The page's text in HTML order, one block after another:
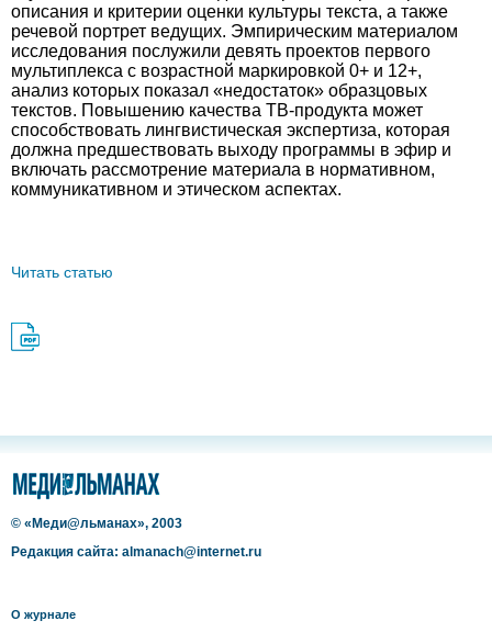
описания и критерии оценки культуры текста, а также
речевой портрет ведущих. Эмпирическим материалом
исследования послужили девять проектов первого
мультиплекса с возрастной маркировкой 0+ и 12+,
анализ которых показал «недостаток» образцовых
текстов. Повышению качества ТВ-продукта может
способствовать лингвистическая экспертиза, которая
должна предшествовать выходу программы в эфир и
включать рассмотрение материала в нормативном,
коммуникативном и этическом аспектах.
Читать статью
© «Меди@льманах», 2003
Редакция сайта: almanach@internet.ru
О журнале